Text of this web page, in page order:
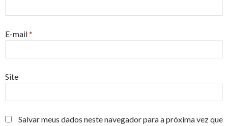
E-mail*
Site
Salvar meus dados neste navegador para a próxima vez que